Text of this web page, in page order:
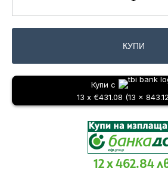
КУПИ
Купи с
13 x €431.08 (13 x
12 x 462.84